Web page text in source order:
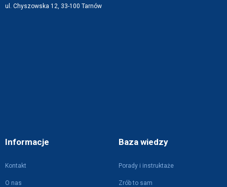
Informacje
Kontakt
O nas
Baza wiedzy
Porady i instruktaże
Zrób to sam
ul. Chyszowska 12, 33-100 Tarnów